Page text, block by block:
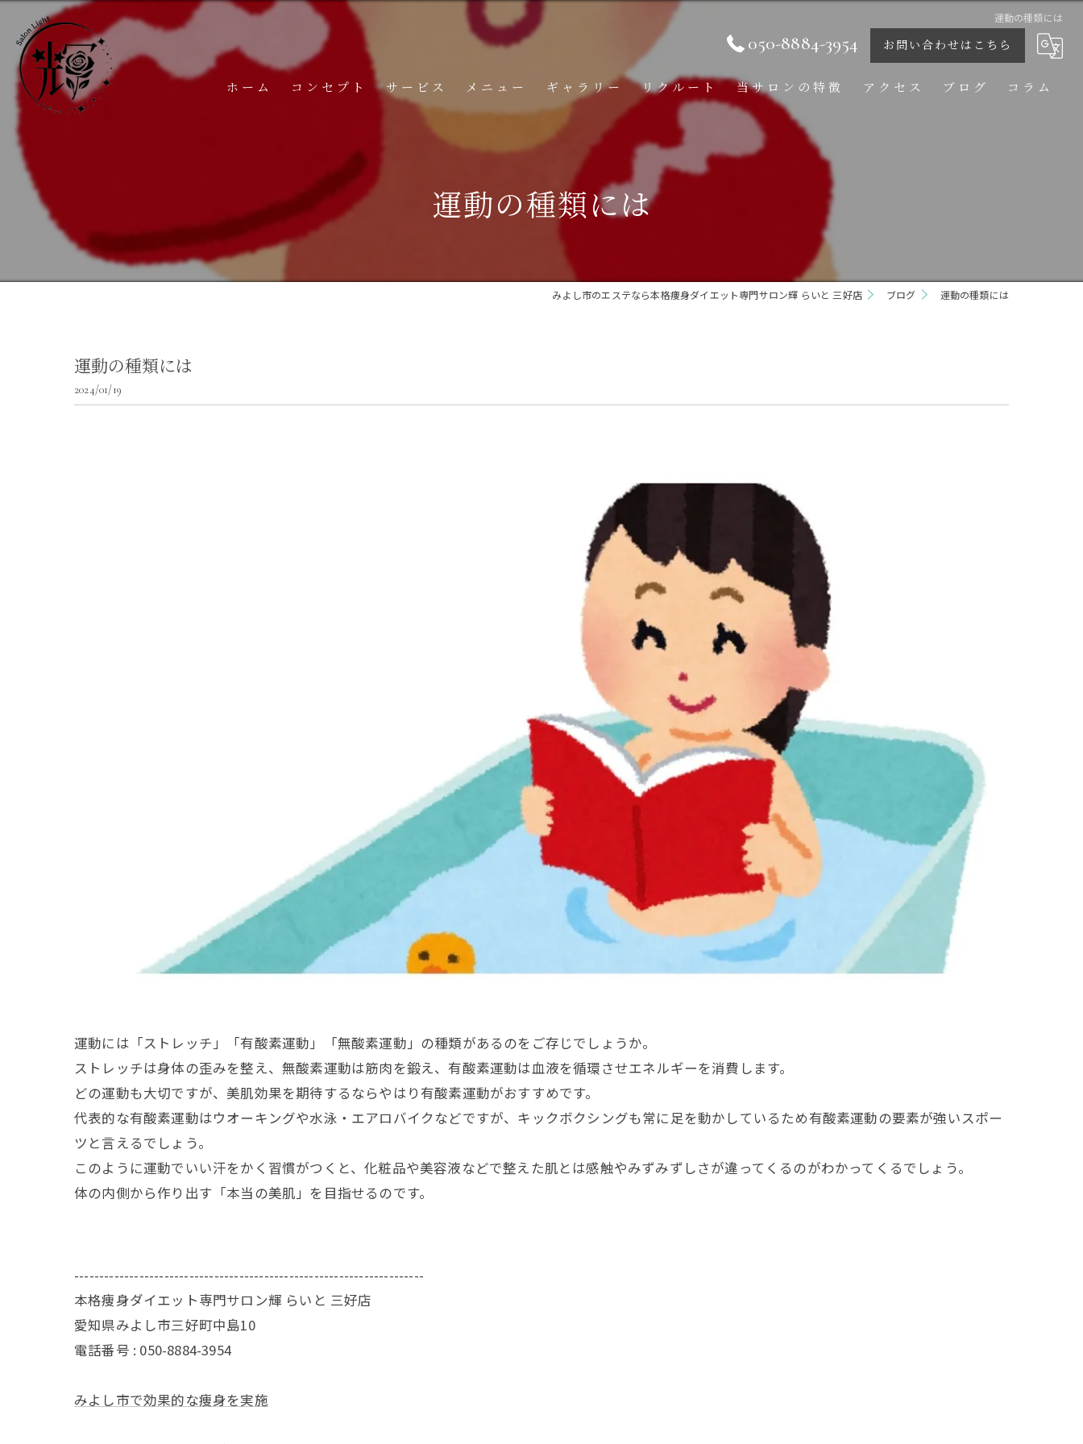
運動の種類には
050-8884-3954 お問い合わせはこちら
ホーム コンセプト サービス
コンテンツ
メニュー ギャラリー リクルート 当サロンの特徴
ブライダル
アクセス ブログ コラム
運動の種類には
みよし市のエステなら本格痩身ダイエット専門サロン輝 らいと 三好店 ブログ 運動の種類には
運動の種類には
2024/01/19
運動には「ストレッチ」「有酸素運動」「無酸素運動」の種類があるのをご存じでしょうか。
ストレッチは身体の歪みを整え、無酸素運動は筋肉を鍛え、有酸素運動は血液を循環させエネルギーを消費します。
どの運動も大切ですが、美肌効果を期待するならやはり有酸素運動がおすすめです。
代表的な有酸素運動はウオーキングや水泳・エアロバイクなどですが、キックボクシングも常に足を動かしているため有酸素運動の要素が強いスポー
ツと言えるでしょう。
このように運動でいい汗をかく習慣がつくと、化粧品や美容液などで整えた肌とは感触やみずみずしさが違ってくるのがわかってくるでしょう。
体の内側から作り出す「本当の美肌」を目指せるのです。
----------------------------------------------------------------------
本格痩身ダイエット専門サロン輝 らいと 三好店
愛知県みよし市三好町中島10
電話番号 : 050-8884-3954
みよし市で効果的な痩身を実施